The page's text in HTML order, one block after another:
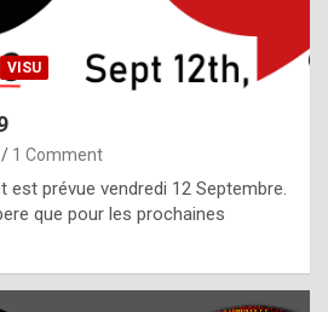
g
h
t
f
VISU
1 Comment
est prévue vendredi 12 Septembre.
que pour les prochaines